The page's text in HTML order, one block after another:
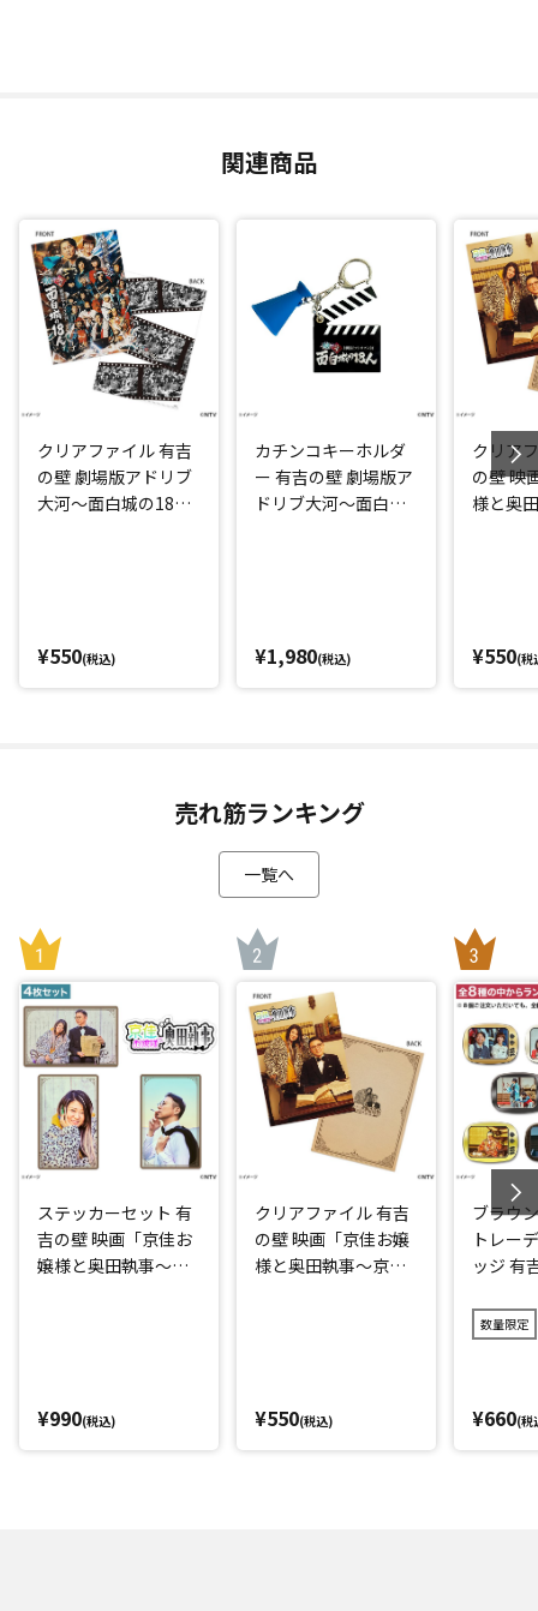
関連商品
クリアファイル 有吉
の壁 劇場版アドリブ
大河～面白城の18人
¥550(税込)
カチンコキーホルダ
ー 有吉の壁 劇場版ア
ドリブ大河～面白城
¥1,980(税込)
クリア
の壁 映
様と奥
¥550(税
売れ筋ランキング
一覧へ
ステッカーセット 有
吉の壁 映画「京佳お
嬢様と奥田執事～京
¥990(税込)
クリアファイル 有吉
の壁 映画「京佳お嬢
様と奥田執事～京佳
¥550(税込)
ブラウ
トレー
ッジ 有
城の18
数量限定
¥660(税